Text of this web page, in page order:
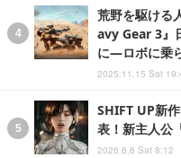
荒野を駆ける
avy Gear 3』
に―ロボに乗
2025.11.15 Sat
SHIFT UP新
表！新主人公
2026.6.6 Sat 8:12